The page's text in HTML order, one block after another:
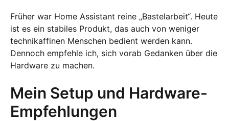
Früher war Home Assistant reine „Bastelarbeit“. Heute
ist es ein stabiles Produkt, das auch von weniger
technikaffinen Menschen bedient werden kann.
Dennoch empfehle ich, sich vorab Gedanken über die
Hardware zu machen.
Mein Setup und Hardware-
Empfehlungen